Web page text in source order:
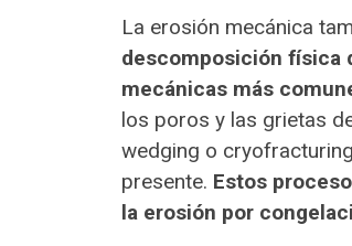
La erosión mecánica
descomposición física
mecánicas más
los poros y las grietas
wedging o
presente. Estos
la erosión por